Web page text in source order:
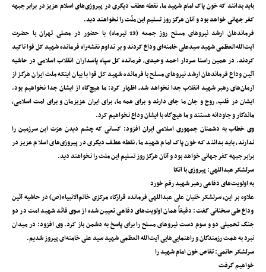
باید بدانند که خون پاک امام شهید ما، نقطه عطف دیگری در پیروزی‌های اسلام عزیز در برابر جبهه
کفر جهانی خواهد بود و آنان هرگز روز تسلیم این ملّت را نخواهند دید.
فرماندهان ارشد نیروهای مسلح روز جمعه (12 تیرماه) با حضور در مصلی تهران با حضرت
آیت‌الله‌العظمی شهید سیدعلی خامنه‌ای وداع کردند و بر تداوم نقشه‌راه فرمانده شهید کل قوا تاکید
کردند. در همین راستا سردار احمد وحیدی، فرمانده کل سپاه پاسداران انقلاب اسلامی در حاشیه
آئین وداع فرماندهان ارشد نیرو‌های مسلح با فرمانده شهید کل قوا با بیان اینکه ملت ایران هرگز از
آرمان‌های رهبر شهید انقلاب جدا نخواهد شد، اظهار کرد: ما هیچ‌گاه از ایشان جدا نخواهیم بود.
ایشان در قلب، روح و جان ما جای دارند و برای همه ما، برای ایران عزیزمان و برای امت اسلامی،
ماندگار و جاودانه هستند و ما هیچ‌گاه با ایشان وداع نخواهیم کرد.
وی خطاب به دشمنان جمهوری اسلامی ایران افزود: کسانی که چشم دیدن عزت این سرزمین را
ندارند، باید بدانند که خون پاک امام شهید ما، نقطه عطف دیگری در پیروزی‌های اسلام عزیز در
برابر جبهه کفر جهانی خواهد بود و آنان هرگز روز تسلیم این ملت را نخواهند دید.
سرلشکر عبداللهی: پیروزی با اتکا
به اولویت‌های دفاعی رهبر شهید رقم خورد
علاوه ‌بر این، سرلشکر خلبان علی عبداللهی فرمانده قرارگاه مرکزی خاتم‌الانبیاء(ص) در حاشیه آئین
وداع طی سخنانی گفت: دقیقاً همان اولویت‌های دفاعی تعیین شده از سوی قائد شهید امت در دو
جنگ تحمیلی دو و سوم دست نیروهای مسلح را برای پاسخ به دشمن باز کرد. وی افزود: در میدان
نبرد به همت رزمندگان و راهنمایی‌هایی آیت‌الله العظمی شهید سید علی خامنه‌ای پیروز شدیم.
سرلشکر حاتمی: تقاص خون امام شهید را
خواهیم گرفت